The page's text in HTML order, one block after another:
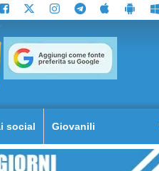
social Giovanili